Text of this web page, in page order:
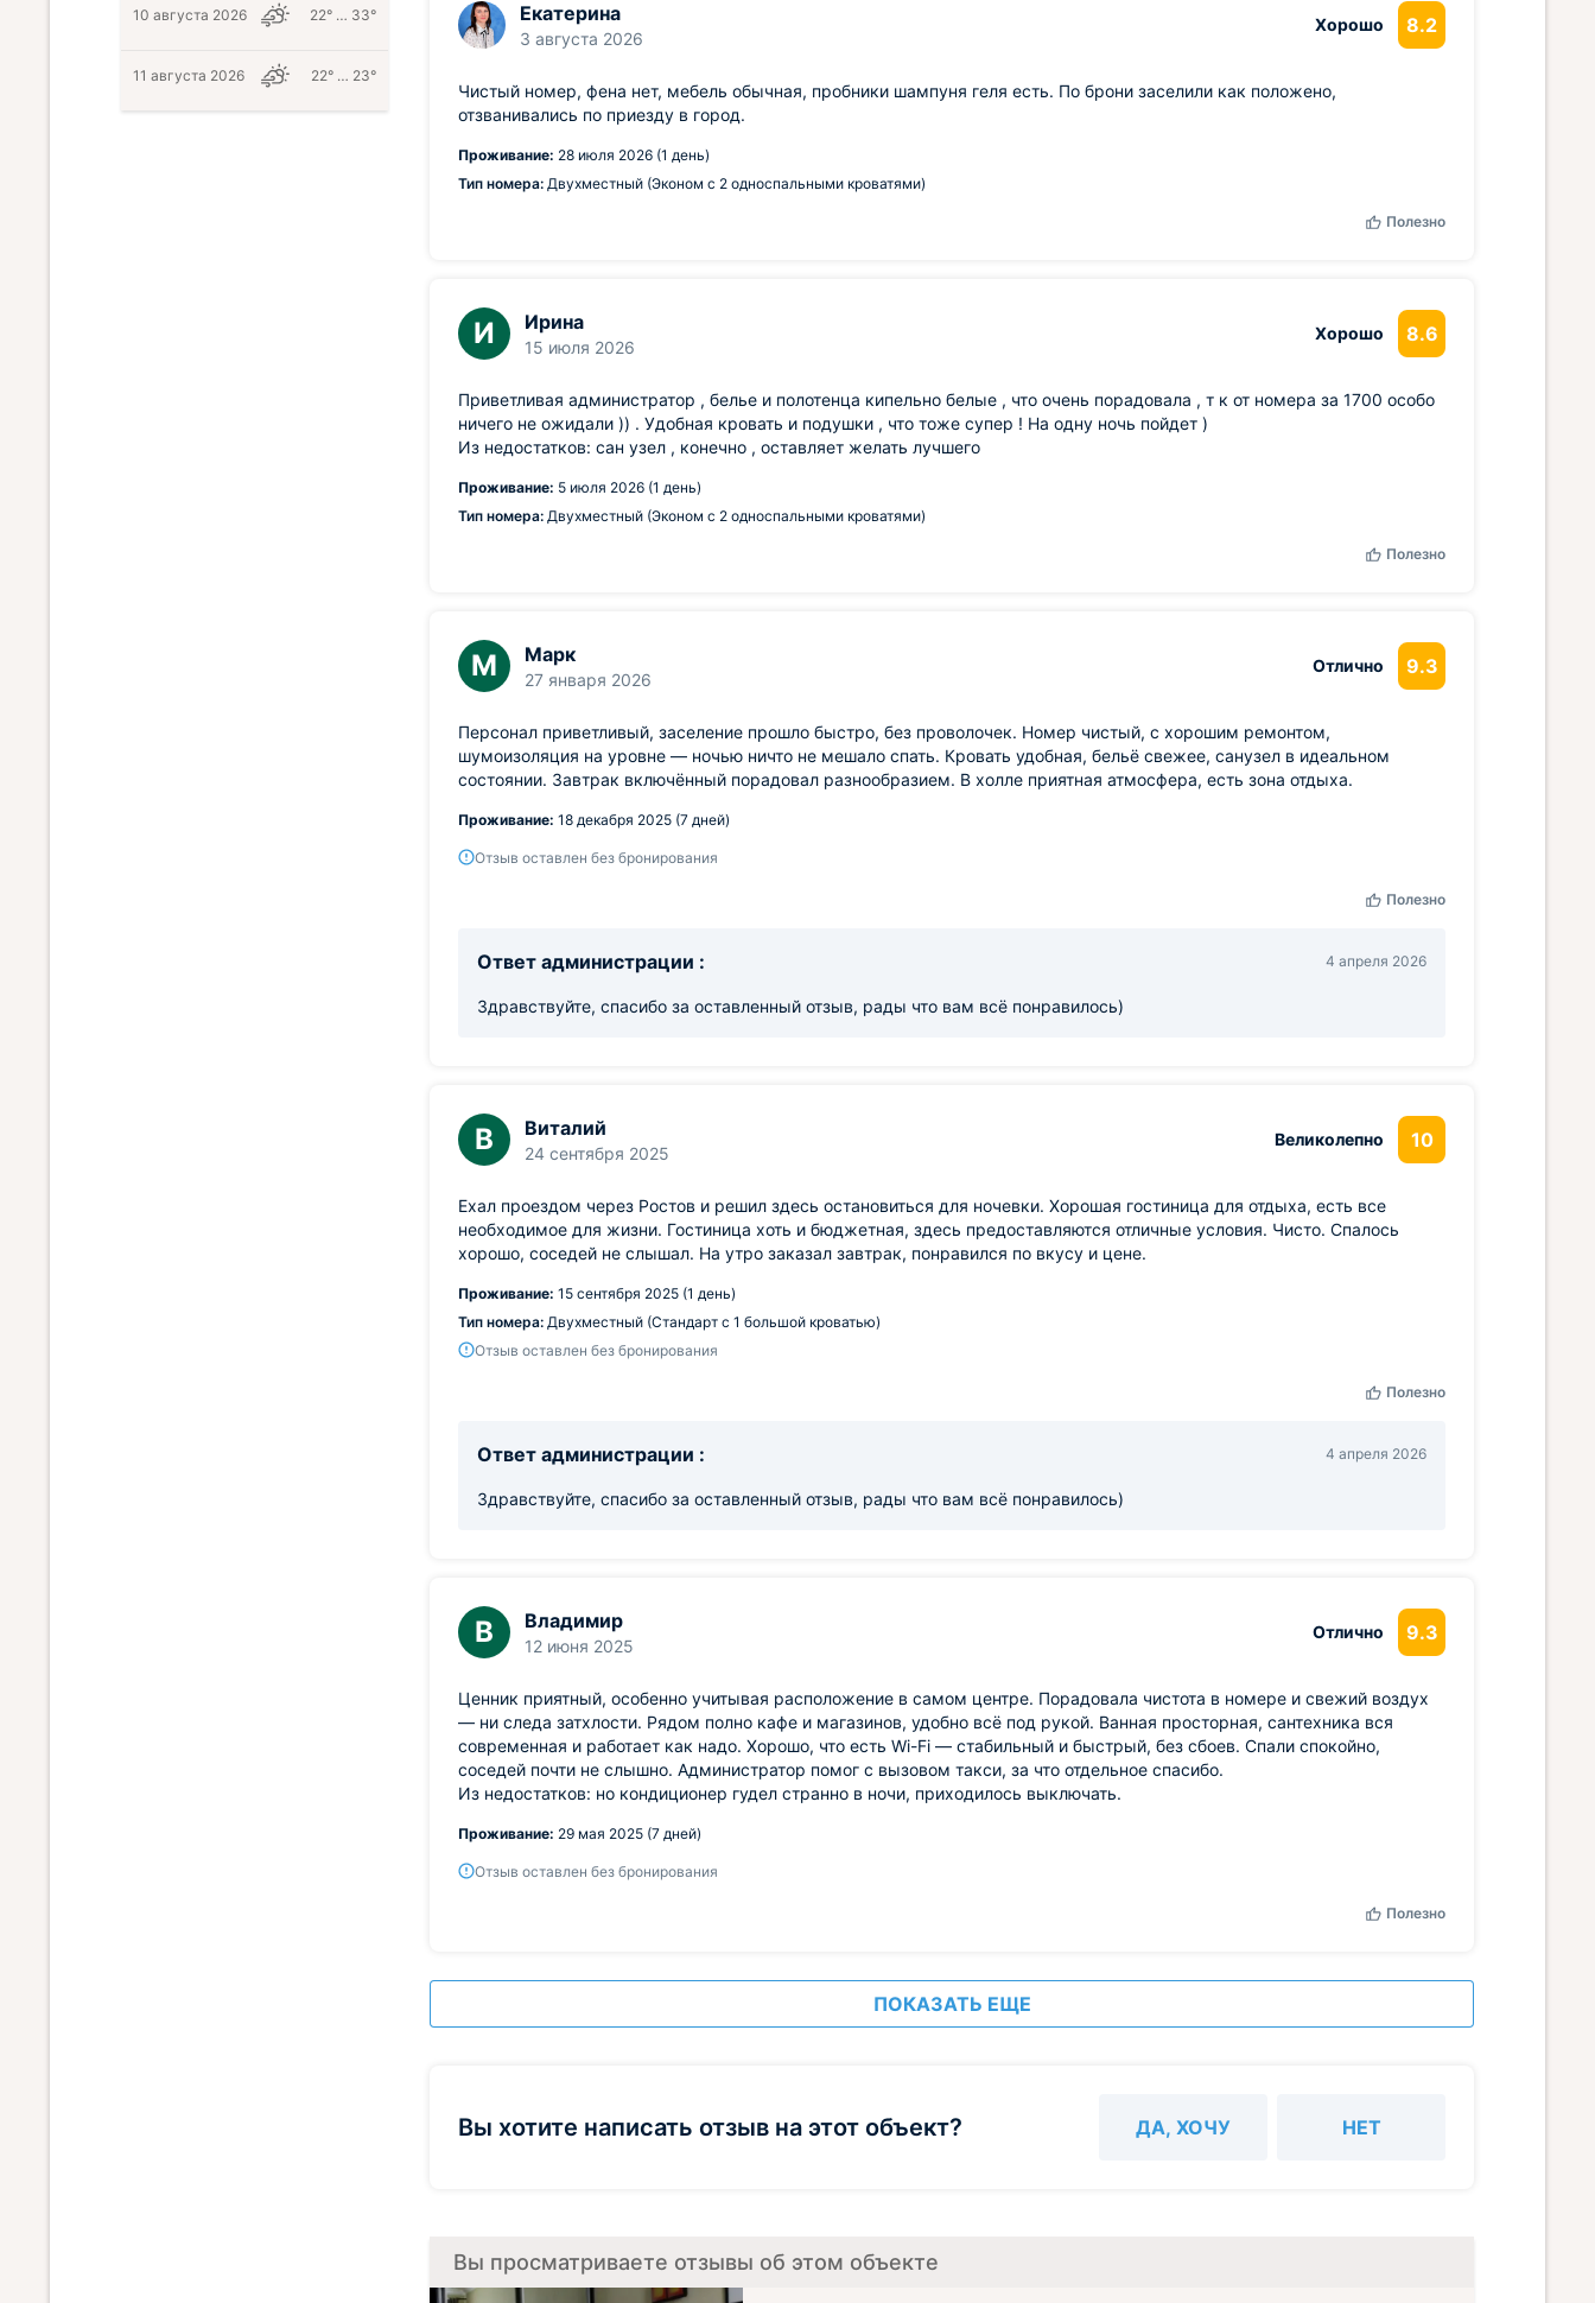
Екатерина
3 августа 2026
Хорошо 8.2
Чистый номер, фена нет, мебель обычная, пробники шампуня геля есть. По брони заселили как положено,
отзванивались по приезду в город.
Проживание: 28 июля 2026 (1 день)
Тип номера: Двухместный (Эконом с 2 односпальными кроватями)
Полезно
И Ирина
15 июля 2026
Хорошо 8.6
Приветливая администратор , белье и полотенца кипельно белые , что очень порадовала , т к от номера за 1700 особо
ничего не ожидали )) . Удобная кровать и подушки , что тоже супер ! На одну ночь пойдет )
Из недостатков: сан узел , конечно , оставляет желать лучшего
Проживание: 5 июля 2026 (1 день)
Тип номера: Двухместный (Эконом с 2 односпальными кроватями)
Полезно
М Марк
27 января 2026
Отлично 9.3
Персонал приветливый, заселение прошло быстро, без проволочек. Номер чистый, с хорошим ремонтом,
шумоизоляция на уровне — ночью ничто не мешало спать. Кровать удобная, бельё свежее, санузел в идеальном
состоянии. Завтрак включённый порадовал разнообразием. В холле приятная атмосфера, есть зона отдыха.
Проживание: 18 декабря 2025 (7 дней)
Отзыв оставлен без бронирования
Полезно
Ответ администрации : 4 апреля 2026
Здравствуйте, спасибо за оставленный отзыв, рады что вам всё понравилось)
В Виталий
24 сентября 2025
Великолепно 10
Ехал проездом через Ростов и решил здесь остановиться для ночевки. Хорошая гостиница для отдыха, есть все
необходимое для жизни. Гостиница хоть и бюджетная, здесь предоставляются отличные условия. Чисто. Спалось
хорошо, соседей не слышал. На утро заказал завтрак, понравился по вкусу и цене.
Проживание: 15 сентября 2025 (1 день)
Тип номера: Двухместный (Стандарт с 1 большой кроватью)
Отзыв оставлен без бронирования
Полезно
Ответ администрации : 4 апреля 2026
Здравствуйте, спасибо за оставленный отзыв, рады что вам всё понравилось)
В Владимир
12 июня 2025
Отлично 9.3
Ценник приятный, особенно учитывая расположение в самом центре. Порадовала чистота в номере и свежий воздух
— ни следа затхлости. Рядом полно кафе и магазинов, удобно всё под рукой. Ванная просторная, сантехника вся
современная и работает как надо. Хорошо, что есть Wi-Fi — стабильный и быстрый, без сбоев. Спали спокойно,
соседей почти не слышно. Администратор помог с вызовом такси, за что отдельное спасибо.
Из недостатков: но кондиционер гудел странно в ночи, приходилось выключать.
Проживание: 29 мая 2025 (7 дней)
Отзыв оставлен без бронирования
Полезно
ПОКАЗАТЬ ЕЩЕ
Вы хотите написать отзыв на этот объект? ДА, ХОЧУ НЕТ
Вы просматриваете отзывы об этом объекте
10 августа 2026 22° … 33°
11 августа 2026 22° … 23°